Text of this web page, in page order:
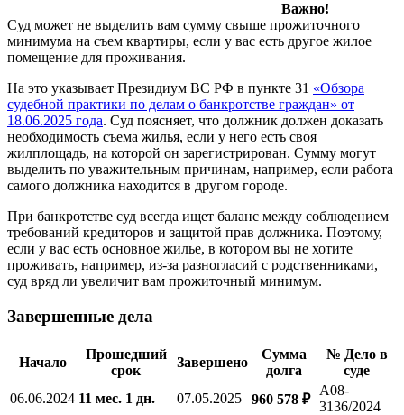
Важно!
Суд может не выделить вам сумму свыше прожиточного
минимума на съем квартиры, если у вас есть другое жилое
помещение для проживания.
На это указывает Президиум ВС РФ в пункте 31 «Обзора
судебной практики по делам о банкротстве граждан» от
18.06.2025 года. Суд поясняет, что должник должен доказать
необходимость съема жилья, если у него есть своя
жилплощадь, на которой он зарегистрирован. Сумму могут
выделить по уважительным причинам, например, если работа
самого должника находится в другом городе.
При банкротстве суд всегда ищет баланс между соблюдением
требований кредиторов и защитой прав должника. Поэтому,
если у вас есть основное жилье, в котором вы не хотите
проживать, например, из-за разногласий с родственниками,
суд вряд ли увеличит вам прожиточный минимум.
Завершенные дела
Начало
Прошедший
срок
Завершено
Сумма
долга
№ Дело в
суде
06.06.2024 11 мес. 1 дн. 07.05.2025 960 578 ₽
А08-
3136/2024